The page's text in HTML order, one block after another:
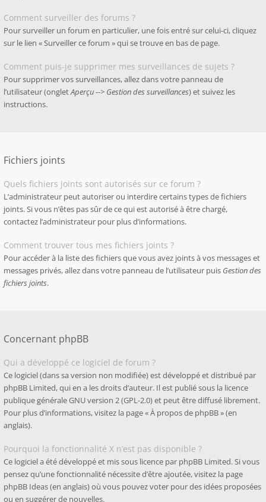
Comment surveiller des forums ?
Pour surveiller un forum en particulier, une fois entré sur celui-ci, cliquez
sur le lien « Surveiller ce forum » qui se trouve en bas de page.
Comment puis-je supprimer mes surveillances de sujets ?
Pour supprimer vos surveillances, allez dans votre panneau de
l’utilisateur (ongletAperçu --> Gestion des surveillances) et suivez les
instructions.
Fichiers joints
Quels fichiers joints sont autorisés sur ce forum ?
L’administrateur peut autoriser ou interdire certains types de fichiers
joints. Si vous n’êtes pas sûr de ce qui est autorisé à être chargé,
contactez l’administrateur pour plus d’informations.
Comment trouver tous mes fichiers joints ?
Pour accéder à la liste des fichiers que vous avez joints à vos messages et
messages privés, allez dans votre panneau de l’utilisateur puis Gestion des
fichiers joints.
Concernant phpBB
Qui a développé ce logiciel de forum ?
Ce logiciel (dans sa version non modifiée) est développé et distribué par
phpBB Limited, qui en a les droits d’auteur. Il est publié sous la licence
publique générale GNU version 2 (GPL-2.0) et peut être diffusé librement.
Pour plus d’informations, visitez la page «À propos de phpBB» (en
anglais).
Pourquoi la fonctionnalité X n’est pas disponible ?
Ce logiciel a été développé et mis sous licence par phpBB Limited. Si vous
pensez qu’une fonctionnalité nécessite d’être ajoutée, visitez la page
phpBB Ideas(en anglais) où vous pouvez voter pour des idées proposées
ou en suggérer de nouvelles.